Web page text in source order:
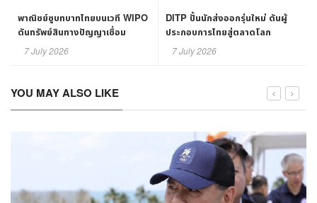
พาณิชย์ชูบทบาทไทยบนเวที WIPO
ดันทรัพย์สินทางปัญญาเชื่อม
นวัตกรรมสู่ตลาดโลก
7 July 2026
DITP ปั้นนักส่งออกรุ่นใหม่ ดันผู้
ประกอบการไทยสู่ตลาดโลก
7 July 2026
YOU MAY ALSO LIKE